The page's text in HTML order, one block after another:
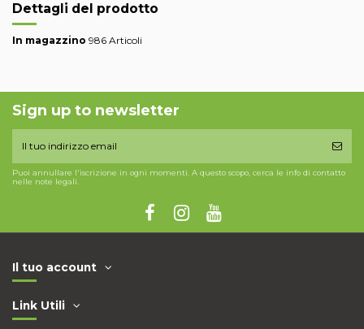
Dettagli del prodotto
In magazzino 986 Articoli
Sign up to newsletter
Puoi annullare l'iscrizione in ogni momenti. A questo scopo, cerca le info di contatto
nelle note legali.
Il tuo account
Link Utili